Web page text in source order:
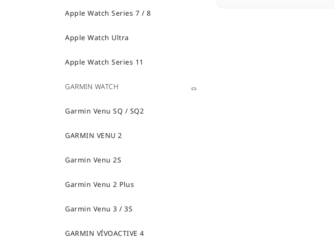
Apple Watch Series 7 / 8
Apple Watch Ultra
Apple Watch Series 11
GARMIN WATCH
Garmin Venu SQ / SQ2
GARMIN VENU 2
Garmin Venu 2S
Garmin Venu 2 Plus
Garmin Venu 3 / 3S
GARMIN VÍVOACTIVE 4